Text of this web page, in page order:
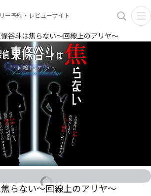
ー予約・レビューサイト
谷斗は焦らない～回線上のアリヤ～
らない～回線上のアリヤ～